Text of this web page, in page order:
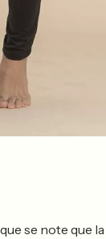
se note que